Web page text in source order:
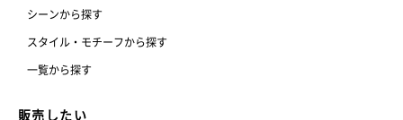
シーンから探す
スタイル・モチーフから探す
一覧から探す
販売したい